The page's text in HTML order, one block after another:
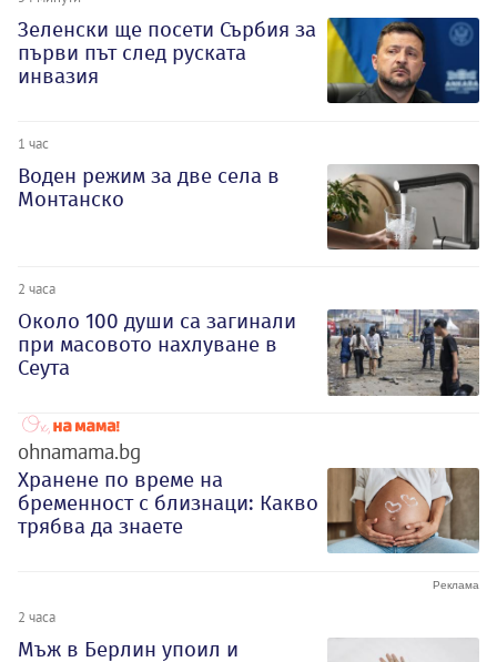
Зеленски ще посети Сърбия за
първи път след руската
инвазия
1 час
Воден режим за две села в
Монтанско
2 часа
Около 100 души са загинали
при масовото нахлуване в
Сеута
ohnamama.bg
Хранене по време на
бременност с близнаци: Какво
трябва да знаете
2 часа
Мъж в Берлин упоил и